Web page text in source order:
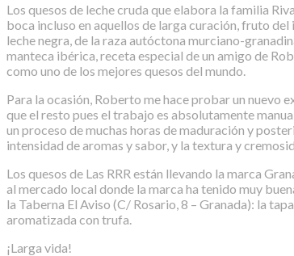
Los quesos de leche cruda que elabora la familia
boca incluso en aquellos de larga curación, fruto
leche negra, de la raza autóctona murciano-
manteca ibérica, receta especial de un amigo de
como uno de los mejores quesos del mundo.
Para la ocasión, Roberto me hace probar un nuevo
que el resto pues el trabajo es absolutamente
un proceso de muchas horas de maduración y
intensidad de aromas y sabor, y la textura y
Los quesos de Las RRR están llevando la marca
al mercado local donde la marca ha tenido muy
la Taberna El Aviso (C/ Rosario, 8 – Granada): la
aromatizada con trufa.
¡Larga vida!